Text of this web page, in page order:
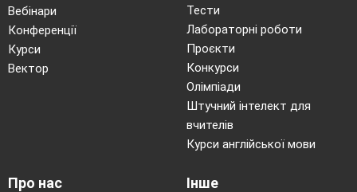
Вебінари
Конференції
Курси
Вектор
Тести
Лабораторні роботи
Проєкти
Конкурси
Олімпіади
Штучний інтелект для
вчителів
Курси англійської мови
Про нас Інше